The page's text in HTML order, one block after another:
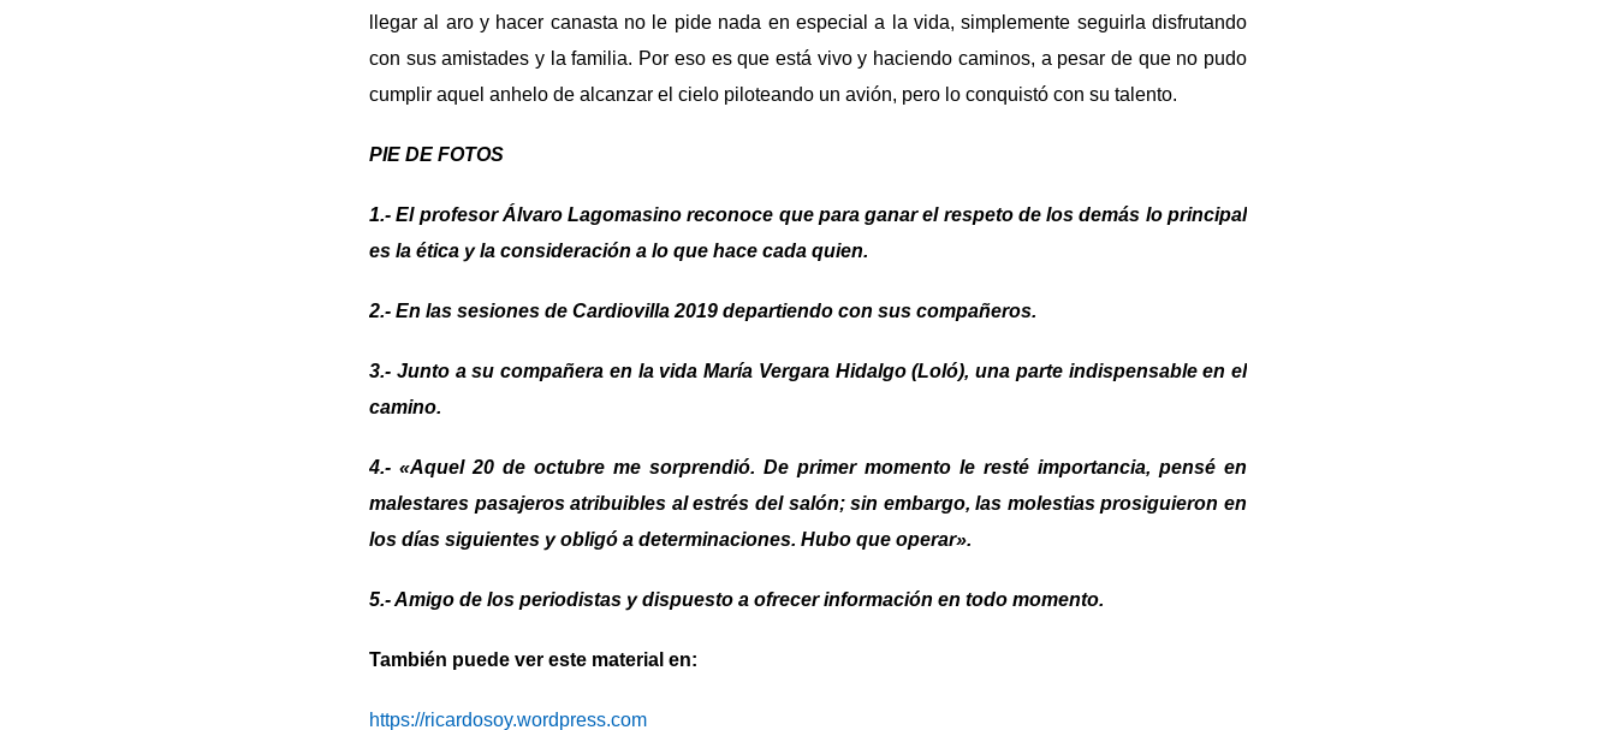
llegar al aro y hacer canasta no le pide nada en especial a la vida, simplemente seguirla disfrutando
con sus amistades y la familia. Por eso es que está vivo y haciendo caminos, a pesar de que no pudo
cumplir aquel anhelo de alcanzar el cielo piloteando un avión, pero lo conquistó con su talento.
PIE DE FOTOS
1.- El profesor Álvaro Lagomasino reconoce que para ganar el respeto de los demás lo principal
es la ética y la consideración a lo que hace cada quien.
2.- En las sesiones de Cardiovilla 2019 departiendo con sus compañeros.
3.- Junto a su compañera en la vida María Vergara Hidalgo (Loló), una parte indispensable en el
camino.
4.- «Aquel 20 de octubre me sorprendió. De primer momento le resté importancia, pensé en
malestares pasajeros atribuibles al estrés del salón; sin embargo, las molestias prosiguieron en
los días siguientes y obligó a determinaciones. Hubo que operar».
5.- Amigo de los periodistas y dispuesto a ofrecer información en todo momento.
También puede ver este material en:
https://ricardosoy.wordpress.com